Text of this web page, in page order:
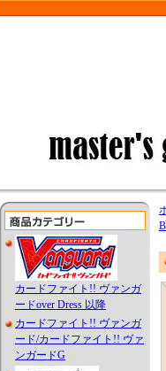
カードファイト!! ヴァンガ
ードover Dress 以降
カードファイト!! ヴァンガ
ード/カードファイト!! ヴァ
ンガードG